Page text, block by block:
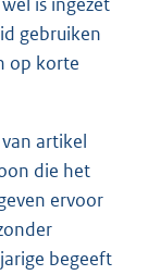
gebruiken
op korte
artikel
die het
ervoor
begeeft